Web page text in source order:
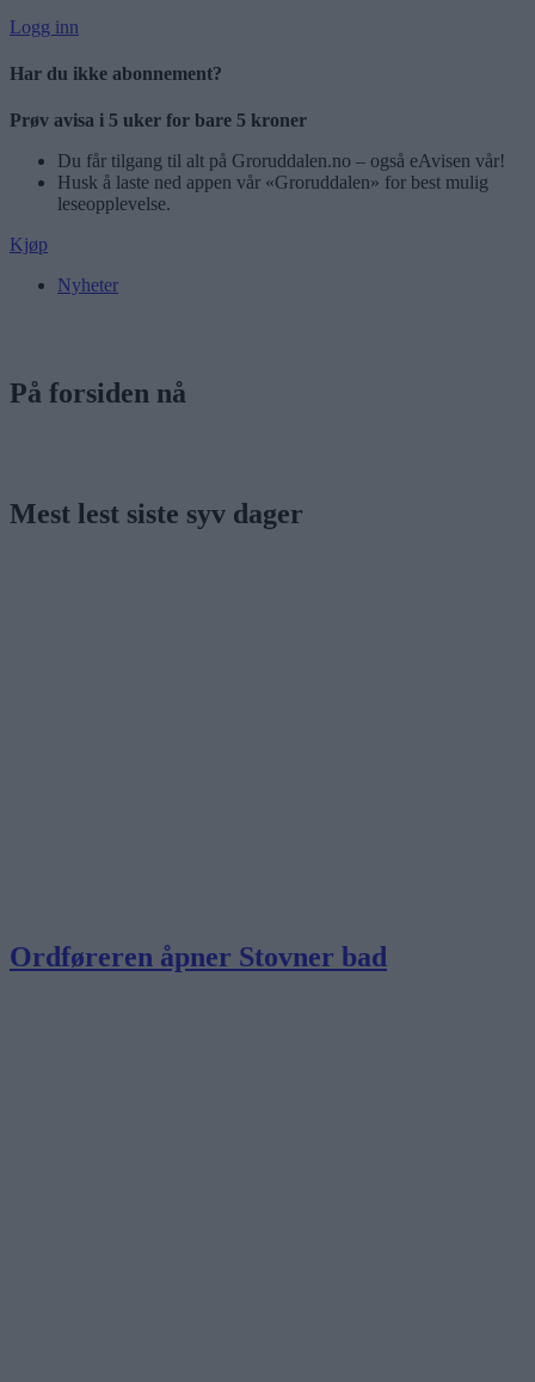
Logg inn
Har du ikke abonnement?
Prøv avisa i 5 uker for bare 5 kroner
Du får tilgang til alt på Groruddalen.no – også eAvisen vår!
Husk å laste ned appen vår «Groruddalen» for best mulig
leseopplevelse.
Kjøp
Nyheter
På forsiden nå
Mest lest siste syv dager
Ordføreren åpner Stovner bad